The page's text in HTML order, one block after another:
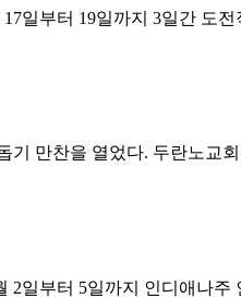
일부터 19일까지 3일간 도
만찬을 열었다. 두란노교
일부터 5일까지 인디애나